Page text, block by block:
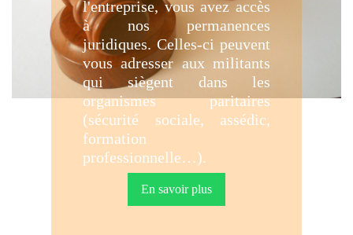
l'entreprise, vous avez accès
à nos permanences
juridiques. Celles-ci peuvent
vous adresser aux militants
qui siègent dans les
organismes paritaires
(sécurité sociale, assédic,
formation
professionnelle…).
En savoir plus